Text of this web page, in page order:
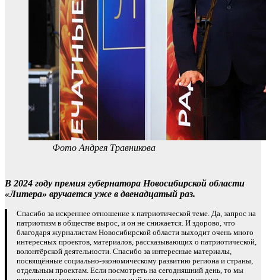
Фото Андрея Травникова
В 2024 году премия губернатора Новосибирской области
«Литера» вручается уже в двенадцатый раз.
Спасибо за искреннее отношение к патриотической теме. Да, запрос на
патриотизм в обществе вырос, и он не снижается. И здорово, что
благодаря журналистам Новосибирской области выходит очень много
интересных проектов, материалов, рассказывающих о патриотической,
волонтёрской деятельности. Спасибо за интересные материалы,
посвящённые социально-экономическому развитию региона и страны,
отдельным проектам. Если посмотреть на сегодняшний день, то мы